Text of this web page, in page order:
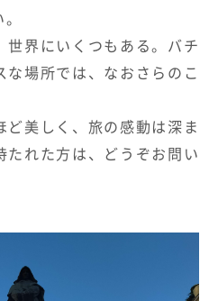
世界にいくつもある。バチ
な場所では、なおさらのこ
ど美しく、旅の感動は深ま
たれた方は、どうぞお問い